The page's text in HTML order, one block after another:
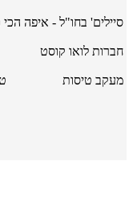
סיילים' בחו"ל - איפה הכי
חברות לואו קוסט
מעקב טיסות